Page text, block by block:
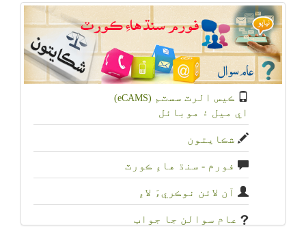
ڪيس الرٽ سسٽم (eCAMS)
اي ميل ۽ موبائل
شڪايتون
فورم - سنڌ هاءِ ڪورٽ
آن لائن نوڪريءَ لاءِ
عام سوالن جا جواب